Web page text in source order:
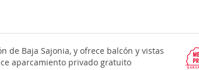
de Baja Sajonia, y ofrece balcón y vistas
aparcamiento privado gratuito